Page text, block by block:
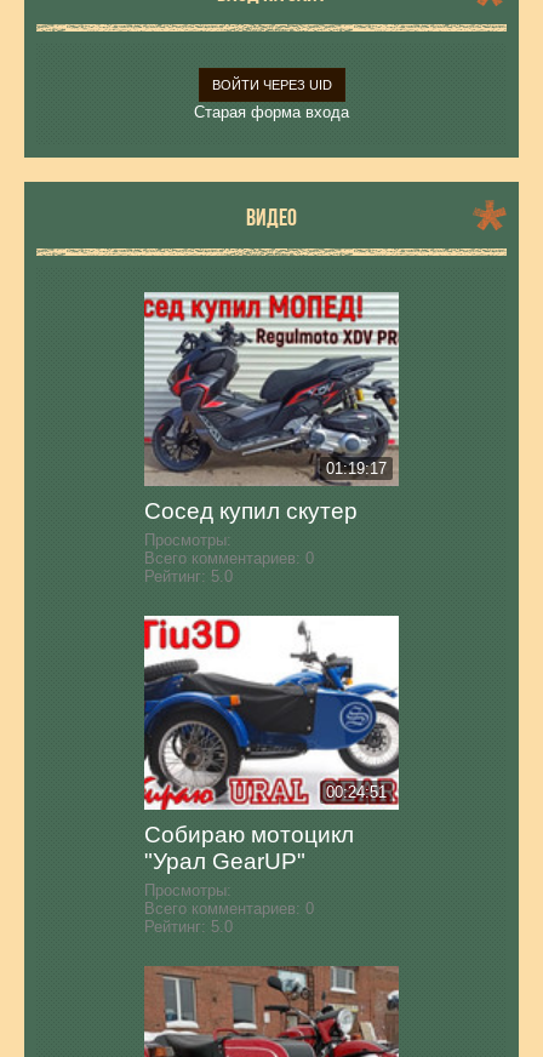
ВОЙТИ ЧЕРЕЗ UID
Старая форма входа
ВИДЕО
01:19:17
Сосед купил скутер
Просмотры:
Всего комментариев: 0
Рейтинг: 5.0
00:24:51
Собираю мотоцикл
"Урал GearUP"
Просмотры:
Всего комментариев: 0
Рейтинг: 5.0